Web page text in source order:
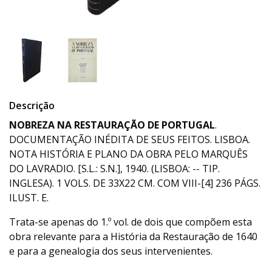
Descrição
NOBREZA NA RESTAURAÇÃO DE PORTUGAL.
DOCUMENTAÇÃO INÉDITA DE SEUS FEITOS. LISBOA.
NOTA HISTÓRIA E PLANO DA OBRA PELO MARQUÊS
DO LAVRADIO. [S.L.: S.N.], 1940. (LISBOA: -- TIP.
INGLESA). 1 VOLS. DE 33X22 CM. COM VIII-[4] 236 PÁGS.
ILUST. E.
Trata-se apenas do 1.º vol. de dois que compõem esta
obra relevante para a História da Restauração de 1640
e para a genealogia dos seus intervenientes.